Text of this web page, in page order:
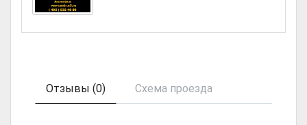
Отзывы (0) Схема проезда